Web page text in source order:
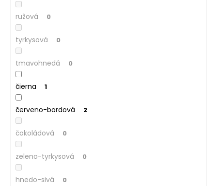
ružová 0
tyrkysová 0
tmavohnedá 0
čierna 1
červeno-bordová 2
čokoládová 0
zeleno-tyrkysová 0
hnedo-sivá 0